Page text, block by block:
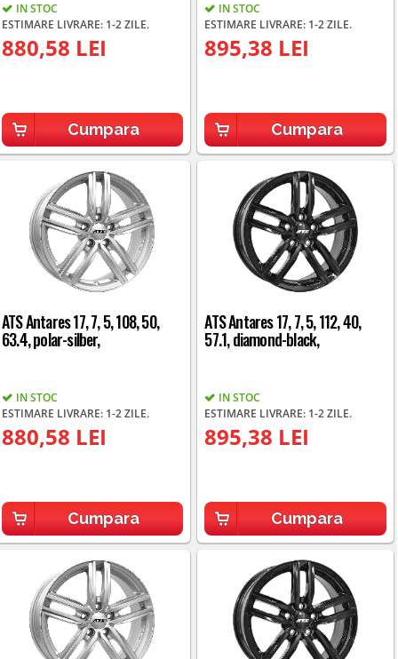
IN STOC
ESTIMARE LIVRARE: 1-2 ZILE.
880,58 LEI
Cumpara
IN STOC
ESTIMARE LIVRARE: 1-2 ZILE.
895,38 LEI
Cumpara
ATS Antares 17, 7, 5, 108, 50,
63.4, polar-silber,
IN STOC
ESTIMARE LIVRARE: 1-2 ZILE.
880,58 LEI
Cumpara
ATS Antares 17, 7, 5, 112, 40,
57.1, diamond-black,
IN STOC
ESTIMARE LIVRARE: 1-2 ZILE.
895,38 LEI
Cumpara